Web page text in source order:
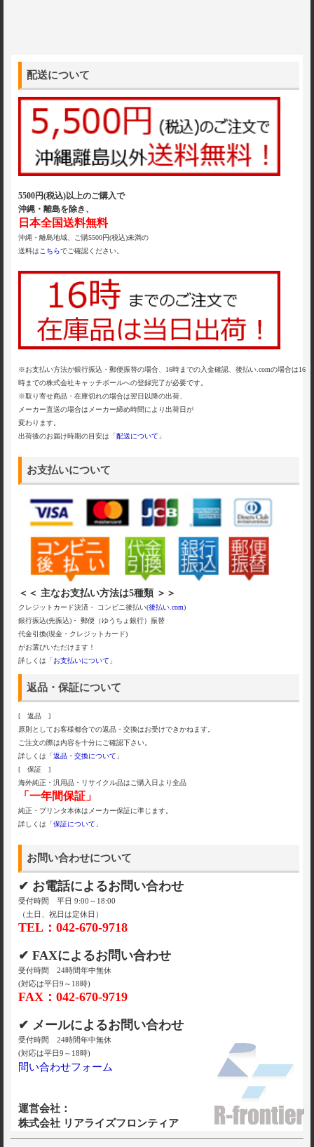
配送について
5500円(税込)以上のご購入で
沖縄・離島を除き、
日本全国送料無料
沖縄・離島地域、ご購5500円(税込)未満の
送料は こちらでご確認ください。
※お支払い方法が銀行振込・郵便振替の場合、16時までの入金確認、後払い.comの場合は16
時までの株式会社キャッチボールへの登録完了が必要です。
※取り寄せ商品・在庫切れの場合は翌日以降の出荷、
メーカー直送の場合はメーカー締め時間により出荷日が
変わります。
出荷後のお届け時期の目安は「配送について 」
お支払いについて
＜＜ 主なお支払い方法は5種類 ＞＞
クレジットカード決済・ コンビニ後払い(後払い.com)
銀行振込(先振込)・ 郵便（ゆうちょ銀行）振替
代金引換(現金・クレジットカード)
がお選びいただけます！
詳しくは「お支払いについて 」
返品・保証について
[ 返品 ]
原則としてお客様都合での返品・交換はお受けできかねます。
ご注文の際は内容を十分にご確認下さい。
詳しくは「返品・交換について 」
[ 保証 ]
海外純正・汎用品・リサイクル品はご購入日より全品
「一年間保証」
純正・プリンタ本体はメーカー保証に準じます。
詳しくは「保証について 」
お問い合わせについて
✔ お電話によるお問い合わせ
受付時間 平日 9:00～18:00
（土日、祝日は定休日）
TEL：042-670-9718
✔ FAXによるお問い合わせ
受付時間 24時間年中無休
(対応は平日9～18時)
FAX：042-670-9719
✔ メールによるお問い合わせ
受付時間 24時間年中無休
(対応は平日9～18時)
問い合わせフォーム
運営会社：
株式会社 リアライズフロンティア